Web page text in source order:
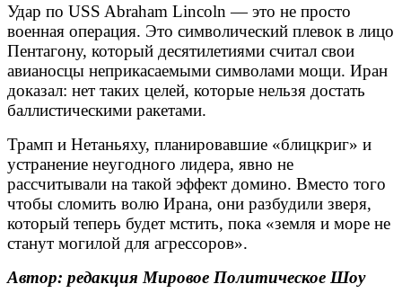
Удар по USS Abraham Lincoln — это не просто
военная операция. Это символический плевок в лицо
Пентагону, который десятилетиями считал свои
авианосцы неприкасаемыми символами мощи. Иран
доказал: нет таких целей, которые нельзя достать
баллистическими ракетами.
Трамп и Нетаньяху, планировавшие «блицкриг» и
устранение неугодного лидера, явно не
рассчитывали на такой эффект домино. Вместо того
чтобы сломить волю Ирана, они разбудили зверя,
который теперь будет мстить, пока «земля и море не
станут могилой для агрессоров».
Автор: редакция Мировое Политическое Шоу